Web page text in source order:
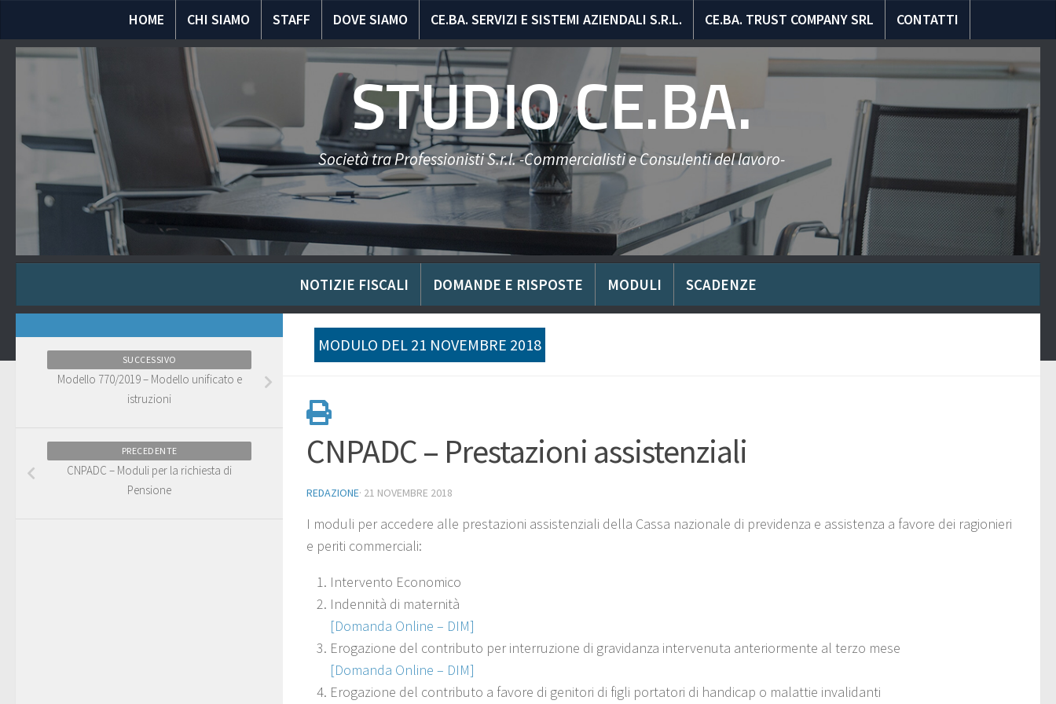
HOME CHI SIAMO STAFF DOVE SIAMO CE.BA. SERVIZI E SISTEMI AZIENDALI S.R.L. CE.BA. TRUST COMPANY SRL CONTATTI
STUDIO CE.BA.
Società tra Professionisti S.r.l. -Commercialisti e Consulenti del lavoro-
NOTIZIE FISCALI DOMANDE E RISPOSTE MODULI SCADENZE
MODULO DEL 21 NOVEMBRE 2018
CNPADC – Prestazioni assistenziali
REDAZIONE· 21 NOVEMBRE 2018
I moduli per accedere alle prestazioni assistenziali della Cassa nazionale di previdenza e assistenza a favore dei ragionieri
e periti commerciali:
Intervento Economico
Indennità di maternità
[Domanda Online – DIM]
Erogazione del contributo per interruzione di gravidanza intervenuta anteriormente al terzo mese
[Domanda Online – DIM]
Erogazione del contributo a favore di genitori di figli portatori di handicap o malattie invalidanti
SUCCESSIVO
Modello 770/2019 – Modello unificato e
istruzioni
PRECEDENTE
CNPADC – Moduli per la richiesta di
Pensione